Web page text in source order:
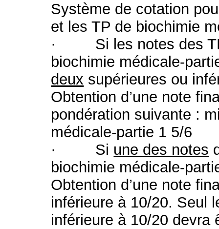
Système de cotation
et les TP de biochimie
· Si les notes des TP
biochimie médicale-
deux supérieures ou
Obtention d’une note
pondération suivante :
médicale-partie 1 5/6
· Si une des notes
biochimie médicale-
Obtention d’une note
inférieure à 10/20. Seul
inférieure à 10/20